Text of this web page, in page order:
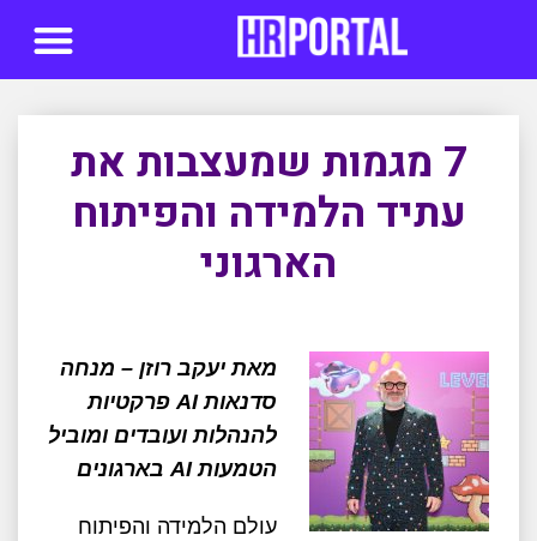
7 מגמות שמעצבות את
עתיד הלמידה והפיתוח
הארגוני
מאת יעקב רוזן – מנחה
סדנאות AI פרקטיות
להנהלות ועובדים ומוביל
הטמעות AI בארגונים
עולם הלמידה והפיתוח